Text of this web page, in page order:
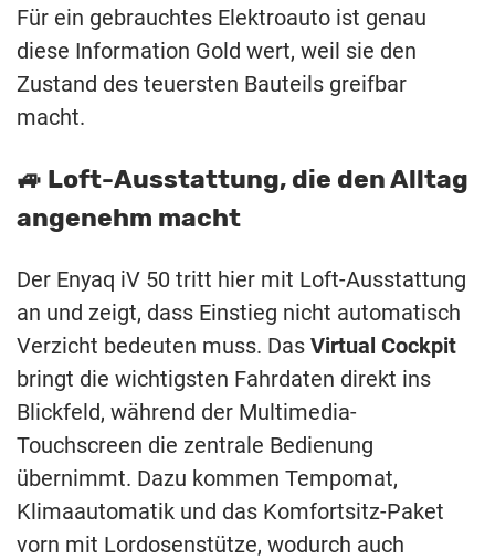
Für ein gebrauchtes Elektroauto ist genau
diese Information Gold wert, weil sie den
Zustand des teuersten Bauteils greifbar
macht.
🚙 Loft-Ausstattung, die den Alltag
angenehm macht
Der Enyaq iV 50 tritt hier mit Loft-Ausstattung
an und zeigt, dass Einstieg nicht automatisch
Verzicht bedeuten muss. Das Virtual Cockpit
bringt die wichtigsten Fahrdaten direkt ins
Blickfeld, während der Multimedia-
Touchscreen die zentrale Bedienung
übernimmt. Dazu kommen Tempomat,
Klimaautomatik und das Komfortsitz-Paket
vorn mit Lordosenstütze, wodurch auch